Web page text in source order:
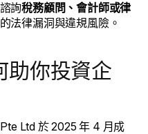
詢稅務顧問、會計師或律
法律漏洞與違規風險。
助你投資企
Ltd 於 2025 年 4 月成